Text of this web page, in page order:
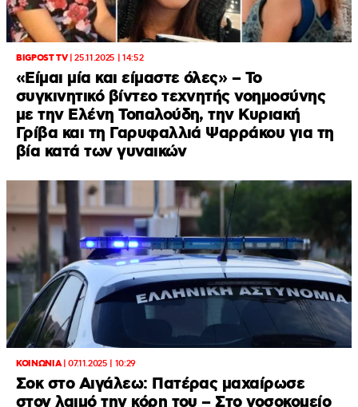
BIGPOST TV|25.11.2025 | 14:52
«Είμαι μία και είμαστε όλες» – Το
συγκινητικό βίντεο τεχνητής νοημοσύνης
με την Ελένη Τοπαλούδη, την Κυριακή
Γρίβα και τη Γαρυφαλλιά Ψαρράκου για τη
βία κατά των γυναικών
ΚΟΙΝΩΝΙΑ|07.11.2025 | 10:29
Σοκ στο Αιγάλεω: Πατέρας μαχαίρωσε
στον λαιμό την κόρη του – Στο νοσοκομείο